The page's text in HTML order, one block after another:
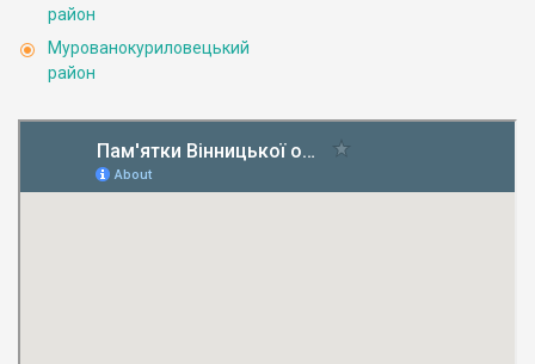
район
Мурованокуриловецький
район